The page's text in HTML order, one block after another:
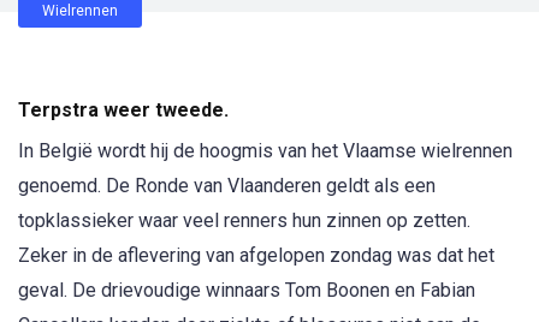
Wielrennen
Terpstra weer tweede.
In België wordt hij de hoogmis van het Vlaamse wielrennen
genoemd. De Ronde van Vlaanderen geldt als een
topklassieker waar veel renners hun zinnen op zetten.
Zeker in de aflevering van afgelopen zondag was dat het
geval. De drievoudige winnaars Tom Boonen en Fabian